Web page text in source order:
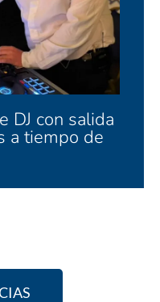
DJ con salida
a tiempo de